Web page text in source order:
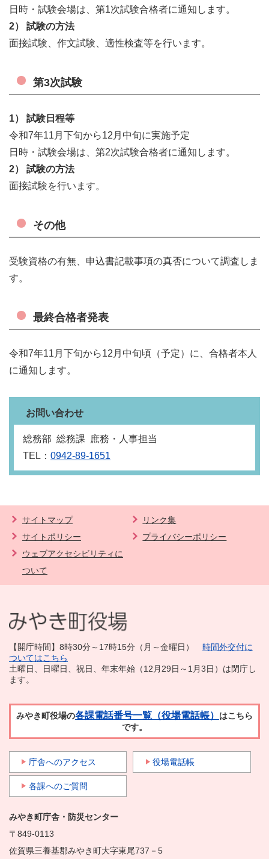
日時・試験会場は、第1次試験合格者に通知します。
2） 試験の方法
面接試験、作文試験、適性検査等を行います。
第3次試験
1） 試験日程等
令和7年11月下旬から12月中旬に実施予定
日時・試験会場は、第2次試験合格者に通知します。
2） 試験の方法
面接試験を行います。
その他
受験資格の有無、申込書記載事項の真否について調査しま
す。
最終合格者発表
令和7年11月下旬から12月中旬頃（予定）に、合格者本人
に通知します。
お問い合わせ
総務部 総務課 庶務・人事担当
TEL： 0942-89-1651
サイトマップ
リンク集
サイトポリシー
プライバシーポリシー
ウェブアクセシビリティに
ついて
【開庁時間】8時30分～17時15分（月～金曜日） 時間外交付に
ついてはこちら
土曜日、日曜日、祝日、年末年始（12月29日～1月3日）は閉庁し
ます。
みやき町役場の各課電話番号一覧（役場電話帳） はこちら
です。
庁舎へのアクセス 役場電話帳
各課へのご質問
みやき町庁舎・防災センター
〒849-0113
佐賀県三養基郡みやき町大字東尾737－5